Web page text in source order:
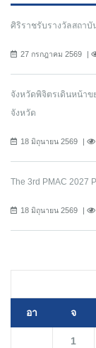
ศิริราชรับรางวัลสถาบั
27 กรกฎาคม 2569
จังหวัดพิจิตรเดินหน้าข
จังหวัด
18 มิถุนายน 2569
The 3rd PMAC 2027
18 มิถุนายน 2569
อา จ
1